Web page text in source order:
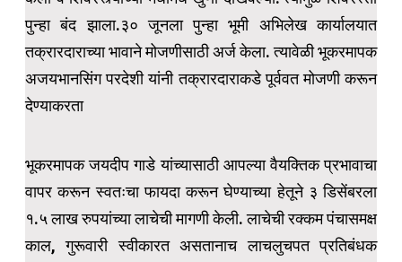
पुन्हा बंद झाला.३० जूनला पुन्हा भूमी अभिलेख कार्यालयात
तक्रारदाराच्या भावाने मोजणीसाठी अर्ज केला. त्यावेळी भूकरमापक
अजयभानसिंग परदेशी यांनी तक्रारदाराकडे पूर्ववत मोजणी करून
देण्याकरता
भूकरमापक जयदीप गाडे यांच्यासाठी आपल्या वैयक्तिक प्रभावाचा
वापर करून स्वतःचा फायदा करून घेण्याच्या हेतूने ३ डिसेंबरला
१.५ लाख रुपयांच्या लाचेची मागणी केली. लाचेची रक्कम पंचासमक्ष
काल, गुरूवारी स्वीकारत असतानाच लाचलुचपत प्रतिबंधक